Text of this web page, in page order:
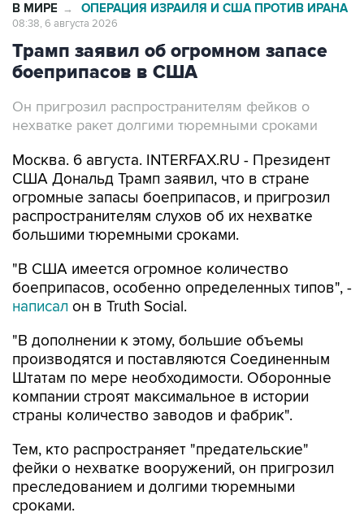
В МИРЕ → ОПЕРАЦИЯ ИЗРАИЛЯ И США ПРОТИВ ИРАНА
08:38, 6 августа 2026
Трамп заявил об огромном запасе
боеприпасов в США
Он пригрозил распространителям фейков о
нехватке ракет долгими тюремными сроками
Москва. 6 августа. INTERFAX.RU - Президент
США Дональд Трамп заявил, что в стране
огромные запасы боеприпасов, и пригрозил
распространителям слухов об их нехватке
большими тюремными сроками.
"В США имеется огромное количество
боеприпасов, особенно определенных типов", -
написал он в Truth Social.
"В дополнении к этому, большие объемы
производятся и поставляются Соединенным
Штатам по мере необходимости. Оборонные
компании строят максимальное в истории
страны количество заводов и фабрик".
Тем, кто распространяет "предательские"
фейки о нехватке вооружений, он пригрозил
преследованием и долгими тюремными
сроками.